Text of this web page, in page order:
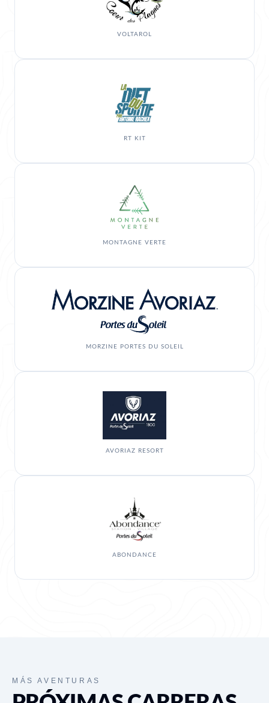
VOLTAROL
RT KIT
MONTAGNE VERTE
MORZINE PORTES DU SOLEIL
AVORIAZ RESORT
ABONDANCE
MÁS AVENTURAS